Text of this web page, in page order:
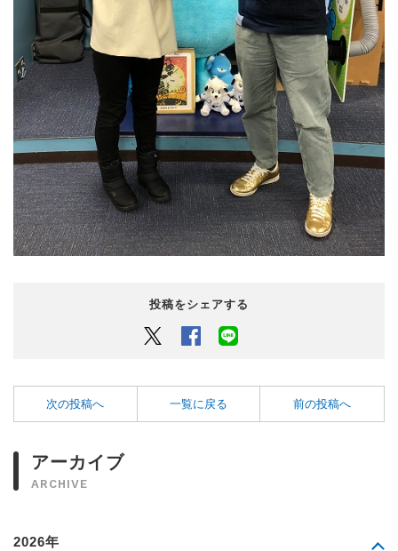
投稿をシェアする
Twitter Facebook
次の投稿へ 一覧に戻る 前の投稿へ
アーカイブ
ARCHIVE
2026年